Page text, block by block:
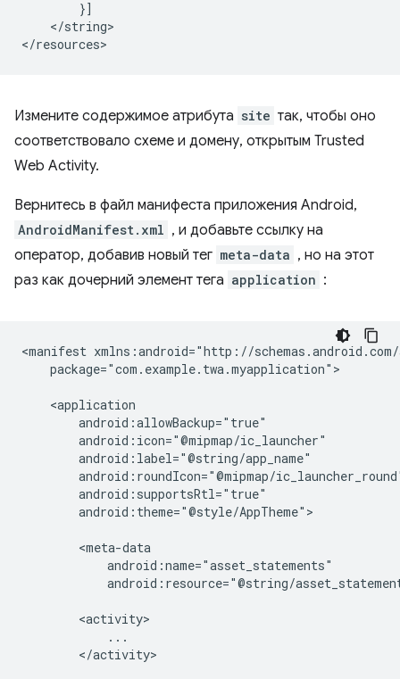
</string>
Измените содержимое атрибута site так, чтобы оно
соответствовало схеме и домену, открытым Trusted
Web Activity.
Вернитесь в файл манифеста приложения Android,
AndroidManifest.xml , и добавьте ссылку на
оператор, добавив новый тег meta-data , но на этот
раз как дочерний элемент тега application :
<manifest
package="com.example.twa.myapplication">
android:theme="@style/AppTheme">
android:resource="@string/
</activity>